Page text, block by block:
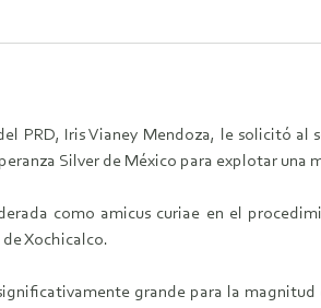
PRD, Iris Vianey Mendoza, le solicitó
Silver de México para explotar una
como amicus curiae en el
Xochicalco.
grande para la